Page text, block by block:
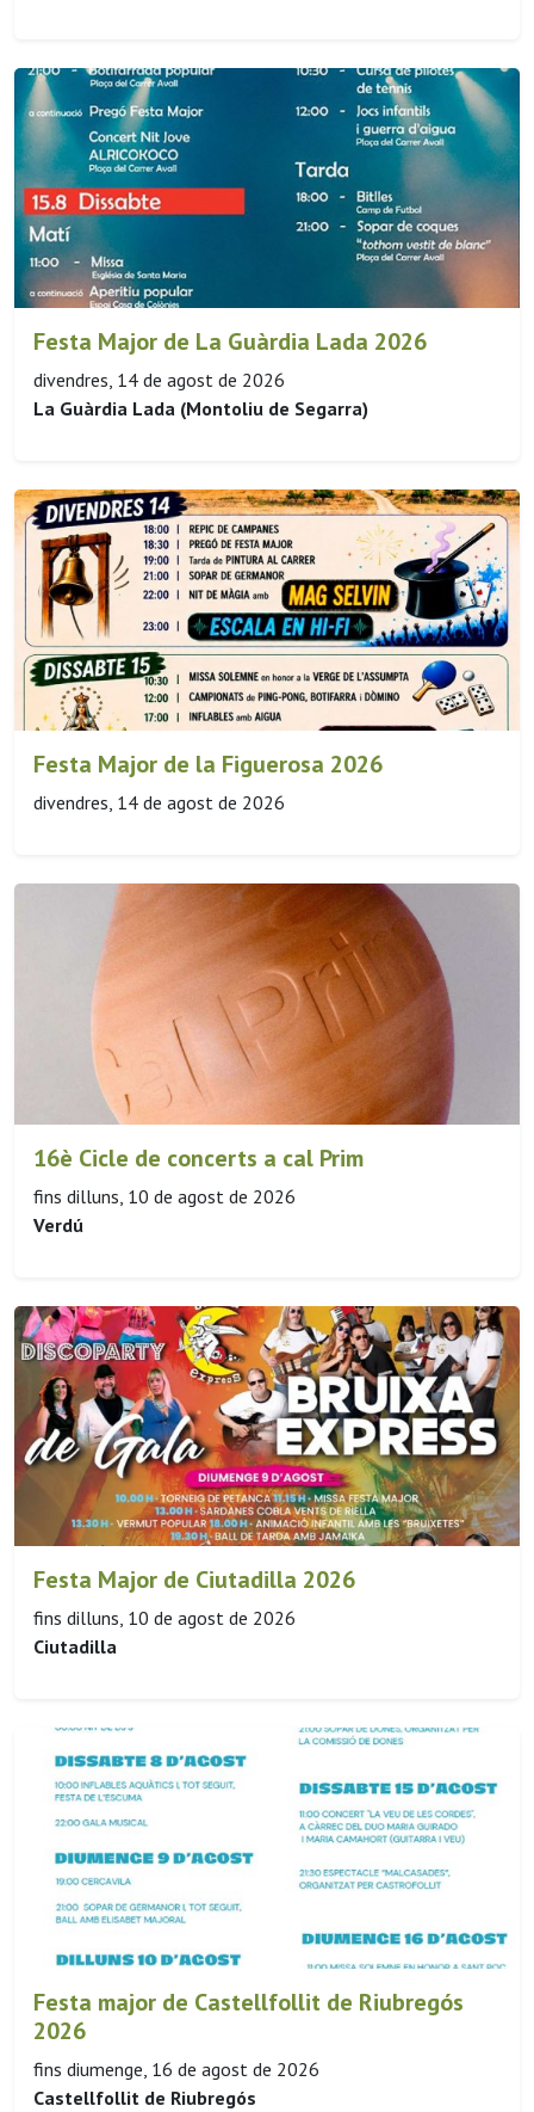
Festa Major de La Guàrdia Lada 2026
divendres, 14 de agost de 2026
La Guàrdia Lada (Montoliu de Segarra)
Festa Major de la Figuerosa 2026
divendres, 14 de agost de 2026
16è Cicle de concerts a cal Prim
fins dilluns, 10 de agost de 2026
Verdú
Festa Major de Ciutadilla 2026
fins dilluns, 10 de agost de 2026
Ciutadilla
Festa major de Castellfollit de Riubregós
2026
fins diumenge, 16 de agost de 2026
Castellfollit de Riubregós